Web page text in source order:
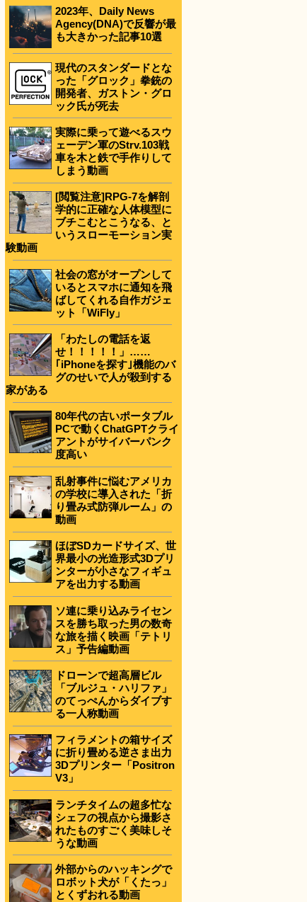
2023年、Daily News
Agency(DNA)で反響が最
も大きかった記事10選
現代のスタンダードとな
った「グロック」拳銃の
開発者、ガストン・グロ
ック氏が死去
実際に乗って遊べるスウ
ェーデン軍のStrv.103戦
車を木と鉄で手作りして
しまう動画
[閲覧注意]RPG-7を解剖
学的に正確な人体模型に
ブチこむとこうなる、と
いうスローモーション実
験動画
社会の窓がオープンして
いるとスマホに通知を飛
ばしてくれる自作ガジェ
ット「WiFly」
「わたしの電話を返
せ！！！！！」……
｢iPhoneを探す｣機能のバ
グのせいで人が殺到する
家がある
80年代の古いポータブル
PCで動くChatGPTクライ
アントがサイバーパンク
度高い
乱射事件に悩むアメリカ
の学校に導入された「折
り畳み式防弾ルーム」の
動画
ほぼSDカードサイズ、世
界最小の光造形式3Dプリ
ンターが小さなフィギュ
アを出力する動画
ソ連に乗り込みライセン
スを勝ち取った男の数奇
な旅を描く映画「テトリ
ス」予告編動画
ドローンで超高層ビル
「ブルジュ・ハリファ」
のてっぺんからダイブす
る一人称動画
フィラメントの箱サイズ
に折り畳める逆さま出力
3Dプリンター「Positron
V3」
ランチタイムの超多忙な
シェフの視点から撮影さ
れたものすごく美味しそ
うな動画
外部からのハッキングで
ロボット犬が「くたっ」
とくずおれる動画